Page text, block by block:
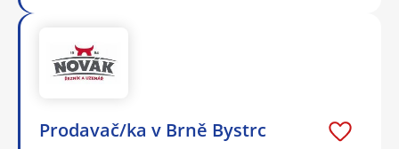
Prodavač/ka v Brně Bystrc